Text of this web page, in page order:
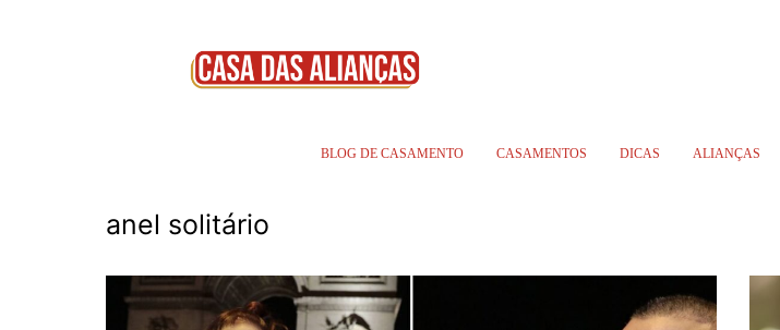
BLOG DE CASAMENTO CASAMENTOS DICAS ALIANÇAS
anel solitário